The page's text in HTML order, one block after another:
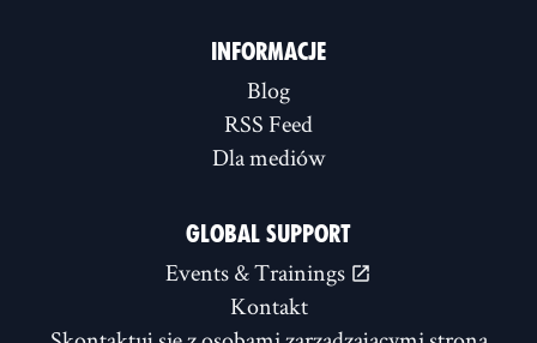
INFORMACJE
Blog
RSS Feed
Dla mediów
GLOBAL SUPPORT
Events & Trainings
Kontakt